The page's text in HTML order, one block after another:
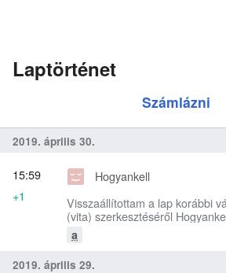
Laptörténet
Számlázni
2019. április 30.
Hogyankell
Visszaállítottam a lap korábbi
(vita) szerkesztéséről
a
15:59
+1
2019. április 29.